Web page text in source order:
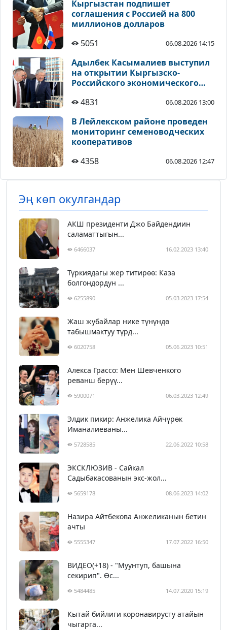
Кыргызстан подпишет
соглашения с Россией на 800
миллионов долларов
5051
06.08.2026 14:15
Адылбек Касымалиев выступил
на открытии Кыргызско-
Российского экономического
4831
06.08.2026 13:00
В Лейлекском районе проведен
мониторинг семеноводческих
кооперативов
4358
06.08.2026 12:47
Эң көп окулгандар
АКШ президенти Джо Байдендиин
саламаттыгын...
6466037 16.02.2023 13:40
Түркиядагы жер титирөө: Каза
болгондордун ...
6255890 05.03.2023 17:54
Жаш жубайлар нике түнүндө
табышмактуу түрд...
6020758 05.06.2023 10:51
Алекса Грассо: Мен Шевченкого
реванш берүү...
5900071 06.03.2023 12:49
Элдик пикир: Анжелика Айчүрөк
Иманалиеваны...
5728585 22.06.2022 10:58
ЭКСКЛЮЗИВ - Сайкал
Садыбакасованын экс-жол...
5659178 08.06.2023 14:02
Назира Айтбекова Анжеликанын бетин
ачты
5555347 17.07.2022 16:50
ВИДЕО(+18) - "Муунтуп, башына
секирип". Өс...
5484485 14.07.2020 15:19
Кытай бийлиги коронавирусту атайын
чыгарга...